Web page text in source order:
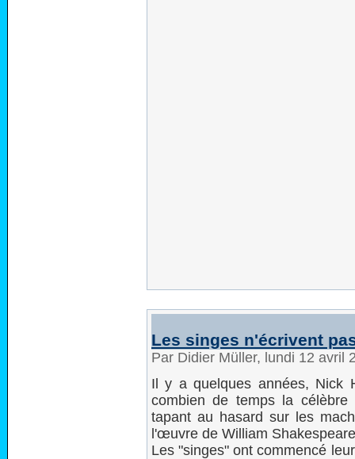
Les singes n'écrivent
Par Didier Müller, lundi 12 avril
Il y a quelques années, Nick
combien de temps la
tapant au hasard sur les
l'œuvre de William
Les "singes" ont commencé